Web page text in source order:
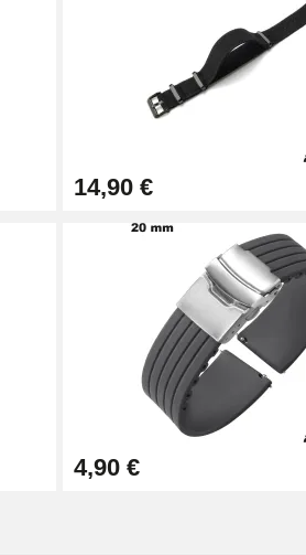
14,90 €
4,90 €